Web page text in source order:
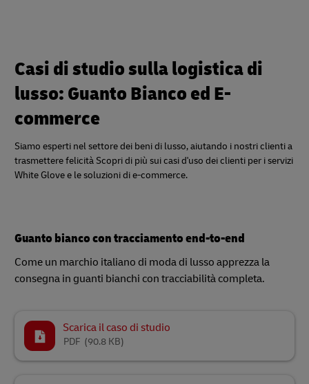
Casi di studio sulla logistica di
lusso: Guanto Bianco ed E-
commerce
Siamo esperti nel settore dei beni di lusso, aiutando i nostri clienti a
trasmettere felicità Scopri di più sui casi d'uso dei clienti per i servizi
White Glove e le soluzioni di e-commerce.
Guanto bianco con tracciamento end-to-end
Come un marchio italiano di moda di lusso apprezza la
consegna in guanti bianchi con tracciabilità completa.
Scarica il caso di studio
(90.8 KB)
PDF